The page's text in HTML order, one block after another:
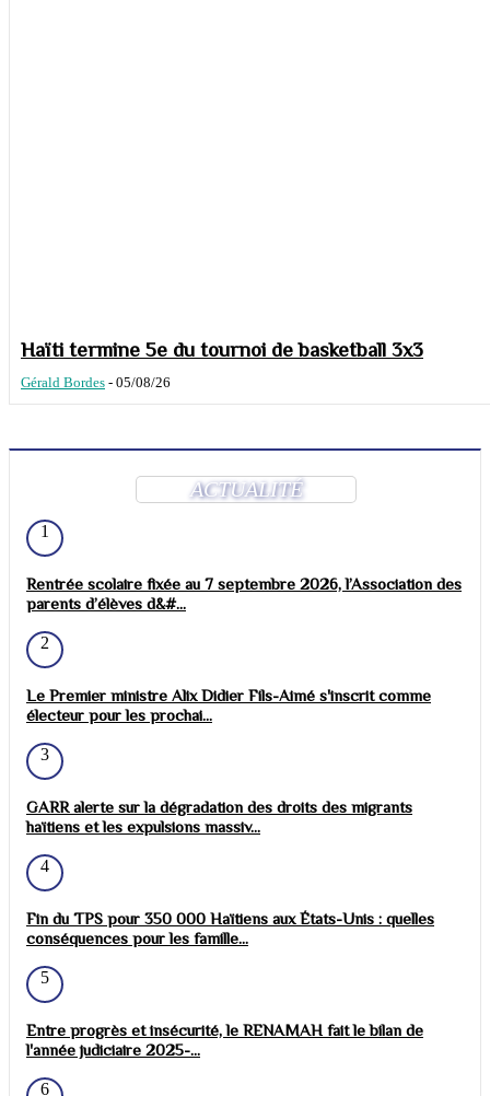
Haïti termine 5e du tournoi de basketball 3x3
Gérald Bordes - 05/08/26
ACTUALITÉ
1
Rentrée scolaire fixée au 7 septembre 2026, l’Association des
parents d’élèves d&#...
2
Le Premier ministre Alix Didier Fils-Aimé s'inscrit comme
électeur pour les prochai...
3
GARR alerte sur la dégradation des droits des migrants
haïtiens et les expulsions massiv...
4
Fin du TPS pour 350 000 Haïtiens aux États-Unis : quelles
conséquences pour les famille...
5
Entre progrès et insécurité, le RENAMAH fait le bilan de
l'année judiciaire 2025-...
6